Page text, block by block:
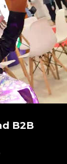
B2B